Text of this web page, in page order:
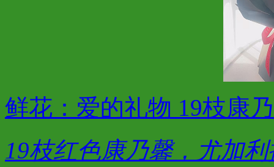
鲜花：爱的礼物 19枝康
19枝红色康乃馨，尤加